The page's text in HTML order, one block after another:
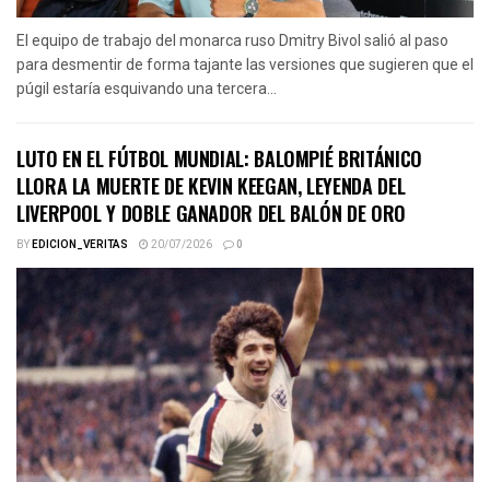
El equipo de trabajo del monarca ruso Dmitry Bivol salió al paso
para desmentir de forma tajante las versiones que sugieren que el
púgil estaría esquivando una tercera...
LUTO EN EL FÚTBOL MUNDIAL: BALOMPIÉ BRITÁNICO
LLORA LA MUERTE DE KEVIN KEEGAN, LEYENDA DEL
LIVERPOOL Y DOBLE GANADOR DEL BALÓN DE ORO
BYEDICION_VERITAS 20/07/2026 0